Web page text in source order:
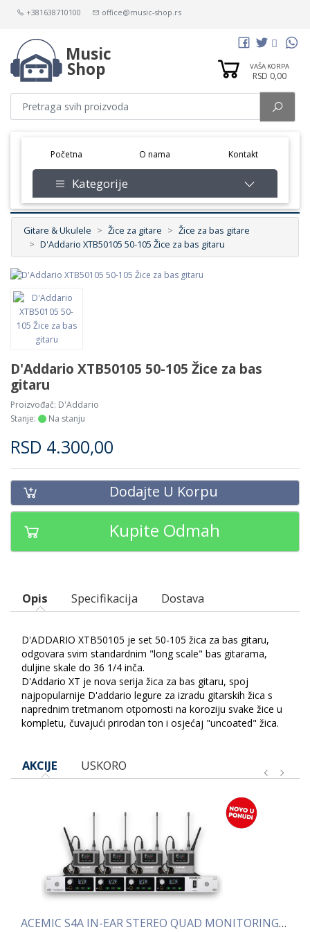
+381638710100 office@music-shop.rs
Music
Shop VAŠA KORPA
RSD 0,00
Početna(current) O nama Kontakt
Kategorije
Gitare & Ukulele Žice za gitare
Žice za bas gitare
D'Addario XTB50105 50-105 Žice za bas gitaru
D'Addario XTB50105 50-105 Žice za bas
gitaru
Proizvođač: D'Addario
Stanje:
Na stanju
RSD 4.300,00
Dodajte U Korpu
Kupite Odmah
Opis Specifikacija Dostava
D'ADDARIO XTB50105 je set 50-105 žica za bas gitaru,
odgovara svim standardnim "long scale" bas gitarama,
duljine skale do 36 1/4 inča.
D'Addario XT je nova serija žica za bas gitaru, spoj
najpopularnije D'addario legure za izradu gitarskih žica s
naprednim tretmanom otpornosti na koroziju svake žice u
kompletu, čuvajući prirodan ton i osjećaj "uncoated" žica.
AKCIJE USKORO
ACEMIC S4A IN-EAR STEREO QUAD MONITORING SISTEM